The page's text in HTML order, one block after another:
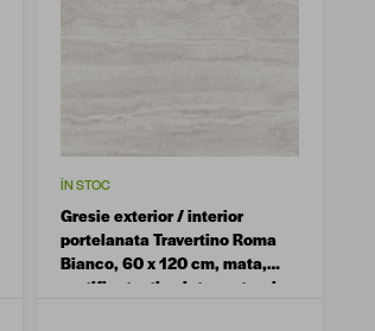
ÎN STOC
Gresie exterior / interior
portelanata Travertino Roma
Bianco, 60 x 120 cm, mata,
rectificata, tip piatra naturala